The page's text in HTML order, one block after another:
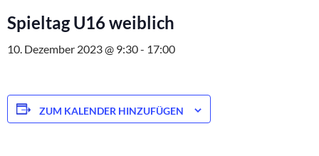
Spieltag U16 weiblich
10. Dezember 2023 @ 9:30- 17:00
ZUM KALENDER HINZUFÜGEN